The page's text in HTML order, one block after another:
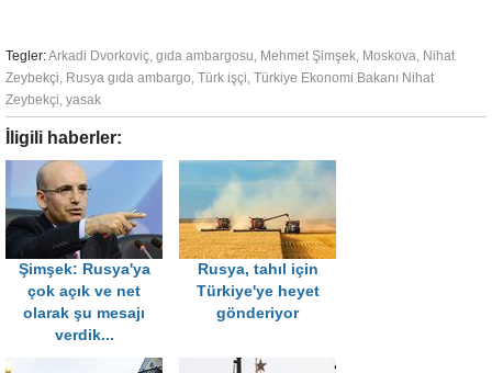
Tegler:Arkadi Dvorkoviç, gıda ambargosu, Mehmet Şimşek, Moskova, Nihat
Zeybekçi, Rusya gıda ambargo, Türk işçi, Türkiye Ekonomi Bakanı Nihat
Zeybekçi, yasak
İligili haberler:
Şimşek: Rusya'ya
çok açık ve net
olarak şu mesajı
verdik...
Rusya, tahıl için
Türkiye'ye heyet
gönderiyor